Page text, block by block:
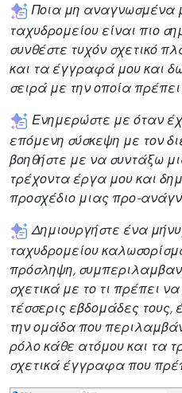
Ποια μη αναγνωσμένα
ταχυδρομείου είναι πιο
συνθέστε τυχόν σχετικό
και τα έγγραφά μου και
σειρά με την οποία
Ενημερώστε με όταν
επόμενη σύσκεψη με τον
βοηθήστε με να συντάξω
τρέχοντα έργα μου και
προσχέδιο μιας προ-
Δημιουργήστε ένα
ταχυδρομείου
πρόσληψη,
σχετικά με το τι πρέπει
τέσσερις εβδομάδες
την ομάδα που
ρόλο κάθε ατόμου και τα
σχετικά έγγραφα που